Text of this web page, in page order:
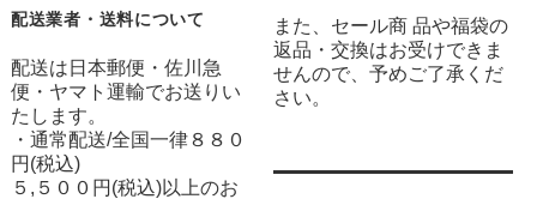
配送業者・送料について
配送は日本郵便・佐川急
便・ヤマト運輸でお送りい
たします。
・通常配送/全国一律８８０
円(税込)
５,５００円(税込)以上のお
また、セール商 品や福袋の
返品・交換はお受けできま
せんので、予めご了承くだ
さい。